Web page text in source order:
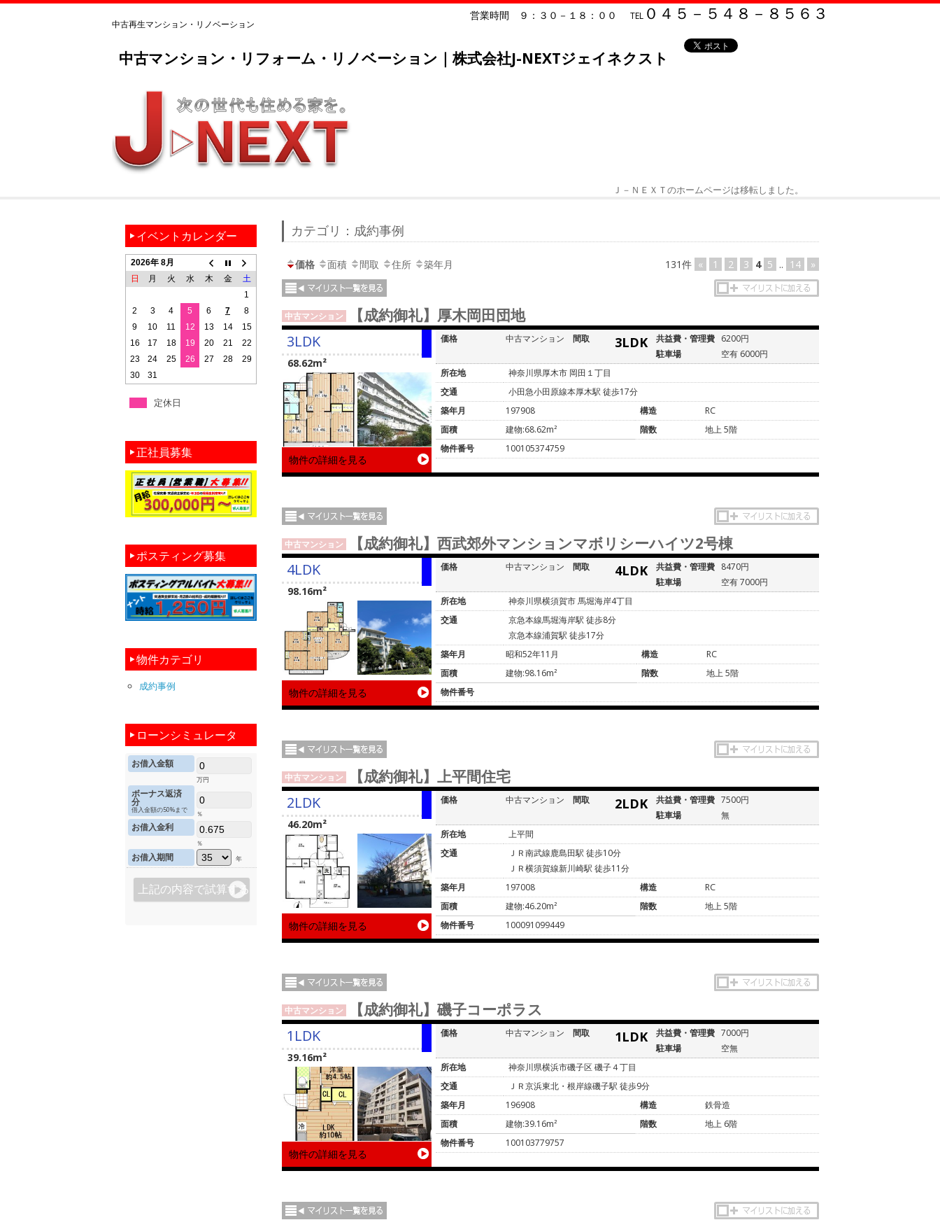
中古マンション・リフォーム・リノベーション｜株式会社J-NEXTジェイネクスト
中古再生マンション・リノベーション
営業時間 ９：３０－１８：００ TEL ０４５－５４８－８５６３
Ｊ－ＮＥＸＴのホームページは移転しました。
カテゴリ：成約事例
価格 面積 間取 住所 築年月 131件 « 1 2 3 4 5 .. 14 »
中古マンション 【成約御礼】厚木岡田団地
3LDK
68.62m²
物件の詳細を見る
価格 中古マンション 間取 3LDK 共益費・管理費 6200円
駐車場
空有 6000円
所在地
神奈川県厚木市 岡田１丁目
交通
小田急小田原線本厚木駅 徒歩17分
築年月
197908 構造
RC
面積
建物:68.62m² 階数
地上 5階
物件番号
100105374759
中古マンション 【成約御礼】西武郊外マンションマボリシーハイツ2号棟
4LDK
98.16m²
物件の詳細を見る
価格 中古マンション 間取 4LDK 共益費・管理費 8470円
駐車場
空有 7000円
所在地
神奈川県横須賀市 馬堀海岸4丁目
交通
京急本線馬堀海岸駅 徒歩8分
京急本線浦賀駅 徒歩17分
築年月
昭和52年11月 構造
RC
面積
建物:98.16m² 階数
地上 5階
物件番号
中古マンション 【成約御礼】上平間住宅
2LDK
46.20m²
物件の詳細を見る
価格 中古マンション 間取 2LDK 共益費・管理費 7500円
駐車場
無
所在地
上平間
交通
ＪＲ南武線鹿島田駅 徒歩10分
ＪＲ横須賀線新川崎駅 徒歩11分
築年月
197008 構造
RC
面積
建物:46.20m² 階数
地上 5階
物件番号
100091099449
中古マンション 【成約御礼】磯子コーポラス
1LDK
39.16m²
物件の詳細を見る
価格 中古マンション 間取 1LDK 共益費・管理費 7000円
駐車場
空無
所在地
神奈川県横浜市磯子区 磯子４丁目
交通
ＪＲ京浜東北・根岸線磯子駅 徒歩9分
築年月
196908 構造
鉄骨造
面積
建物:39.16m² 階数
地上 6階
物件番号
100103779757
イベントカレンダー
2026年 8月
日
月 火 水 木 金
土
1
2
3 4 5 6 7
8
9
10 11 12 13 14
15
16
17 18 19 20 21
22
23
24 25 26 27 28
29
30
31
定休日
正社員募集
ポスティング募集
物件カテゴリ
成約事例
ローンシミュレータ
お借入金額
万円
ボーナス返済
分
借入金額の50%まで ％
お借入金利
％
お借入期間 年